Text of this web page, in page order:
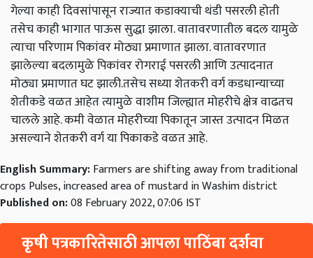
गेल्या काही दिवसांपासून राज्यात कडाक्याची थंडी पसरली होती
तसेच काही भागात पाऊस सुद्धा झाला. वातावरणातील बदल यामुळे
त्याचा परिणाम पिकांवर मोठ्या प्रमाणात झाला. वातावरणात
झालेल्या बदलामुळे पिकांवर रोगराई पसरली आणि उत्पादनात
मोठ्या प्रमाणात घट झाली.तसेच सध्या शेतकरी वर्ग कडधान्याच्या
शेतीकडे वळत आहेत त्यामुळे वाशीम जिल्ह्यात मोहरीचे क्षेत्र वाढतच
चालले आहे. कमी वेळात मोहरीच्या पिकातून जास्त उत्पादन मिळत
असल्याने शेतकरी वर्ग या पिकाकडे वळत आहे.
English Summary:Farmers are shifting away from traditional
crops Pulses, increased area of ​​mustard in Washim district
Published on:08 February 2022, 07:06 IST
कृषी पत्रकारितेसाठी आपला पाठिंबा दर्शवा